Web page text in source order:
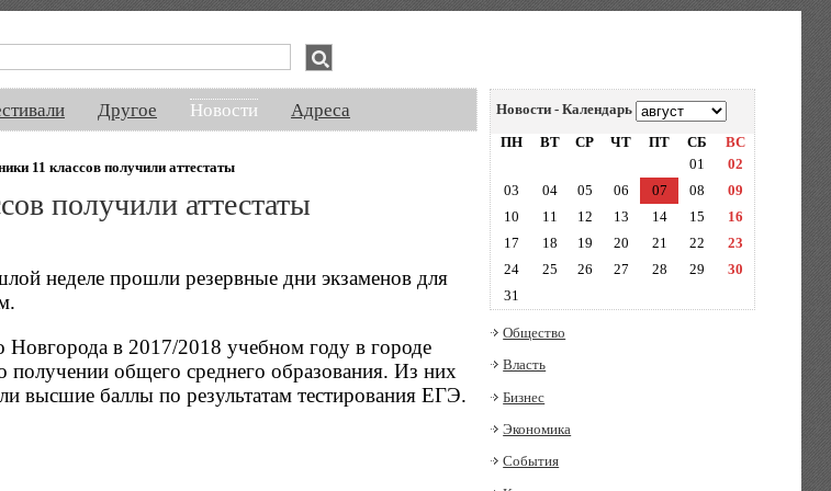
Другое Новости Адреса
11 классов получили аттестаты
получили аттестаты
неделе прошли резервные дни экзаменов для
в 2017/2018 учебном году в городе
получении общего среднего образования. Из них
высшие баллы по результатам тестирования ЕГЭ.
Новости - Календарь
ПН
ВТ СР ЧТ ПТ СБ
ВС
01
02
03
04 05 06 07 08
09
10
11 12 13 14 15
16
17
18 19 20 21 22
23
24
25 26 27 28 29
30
31
Общество
Власть
Бизнес
Экономика
События